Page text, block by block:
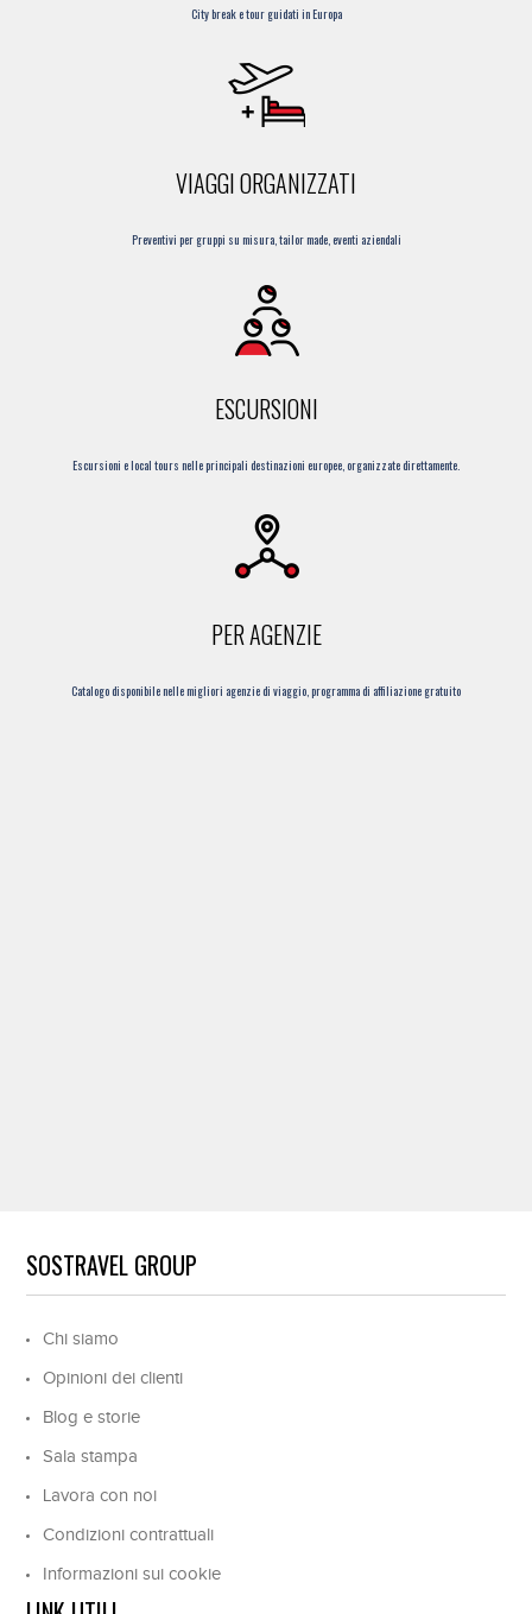
City break e tour guidati in Europa
VIAGGI ORGANIZZATI
Preventivi per gruppi su misura, tailor made, eventi aziendali
ESCURSIONI
Escursioni e local tours nelle principali destinazioni europee, organizzate direttamente.
PER AGENZIE
Catalogo disponibile nelle migliori agenzie di viaggio, programma di affiliazione gratuito
SOSTRAVEL GROUP
Chi siamo
Opinioni dei clienti
Blog e storie
Sala stampa
Lavora con noi
Condizioni contrattuali
Informazioni sui cookie